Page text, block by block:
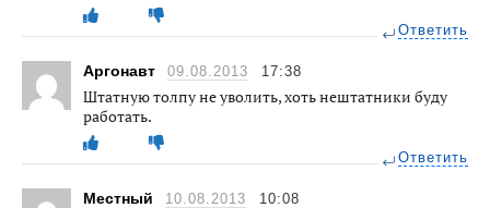
Ответить
Аргонавт 09.08.2013 17:38
Штатную толпу не уволить, хоть нештатники буду
работать.
Ответить
Местный 10.08.2013 10:08